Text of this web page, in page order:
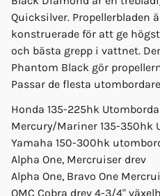
Quicksilver. Propellerbladen
konstruerade för att ge
och bästa grepp i vattnet.
Phantom Black gör
Passar de flesta
Honda 135-225hk
Mercury/Mariner 135-350hk
Yamaha 150-300hk
Alpha One, Mercruiser drev
Alpha One, Bravo One
OMC Cobra drev 4-3/4"